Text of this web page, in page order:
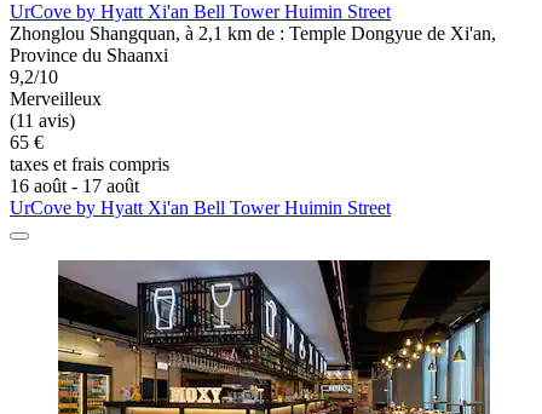
UrCove by Hyatt Xi'an Bell Tower Huimin Street
Zhonglou Shangquan, à 2,1 km de : Temple Dongyue de Xi'an,
Province du Shaanxi
9,2/10
Merveilleux
(11 avis)
65 €
taxes et frais compris
16 août - 17 août
UrCove by Hyatt Xi'an Bell Tower Huimin Street